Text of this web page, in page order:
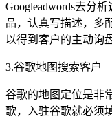
Googleadwords去分
品，认真写描述，多
以得到客户的主动询
3.谷歌地图搜索客户
谷歌的地图定位是非
歌，入驻谷歌就必须